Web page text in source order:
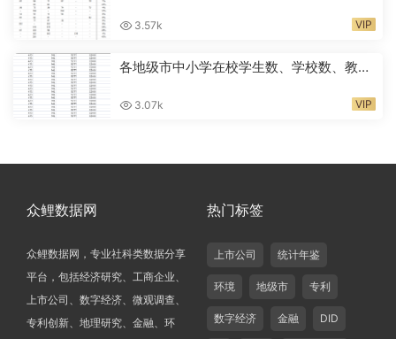
3.57k VIP
各地级市中小学在校学生数、学校数、教师
3.07k VIP
众鲤数据网
众鲤数据网，专业社科类数据分享
平台，包括经济研究、工商企业、
上市公司、数字经济、微观调查、
专利创新、地理研究、金融、环
热门标签
上市公司 统计年鉴
环境 地级市 专利
数字经济 金融 DID